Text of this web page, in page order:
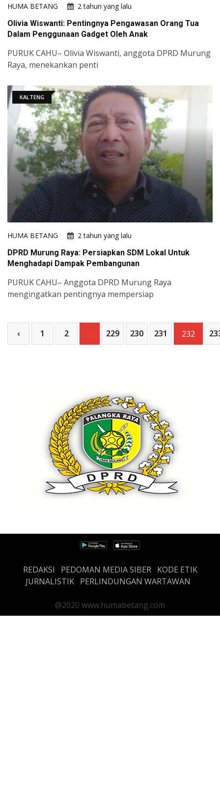
HUMA BETANG
2 tahun yang lalu
Olivia Wiswanti: Pentingnya Pengawasan Orang Tua
Dalam Penggunaan Gadget Oleh Anak
PURUK CAHU– Olivia Wiswanti, anggota DPRD Murung
Raya, menekankan penti
KALTENG
HUMA BETANG
2 tahun yang lalu
DPRD Murung Raya: Persiapkan SDM Lokal Untuk
Menghadapi Dampak Pembangunan
PURUK CAHU– Anggota DPRD Murung Raya
mengingatkan pentingnya mempersiap
‹ 1 2 ... 229 230 231 232
REDAKSI PEDOMAN MEDIA SIBER
KODE ETIK
JURNALISTIK PERLINDUNGAN WARTAWAN
@2020 www.humabetang.com